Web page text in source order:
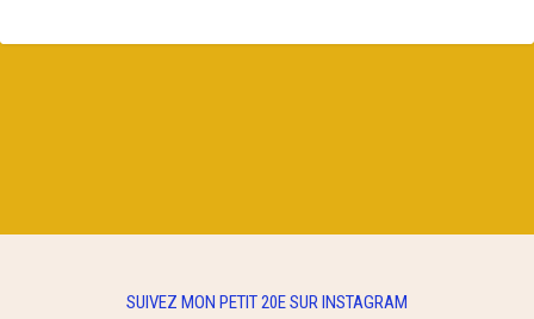
SUIVEZ MON PETIT 20E SUR INSTAGRAM